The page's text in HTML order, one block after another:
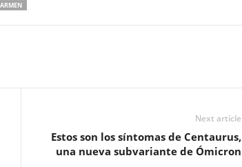
Next article
Estos son los síntomas de Centaurus,
una nueva subvariante de Ómicron